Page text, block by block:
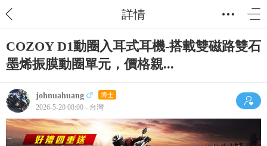
詳情
COZOY D1動圈入耳式耳機-搭載雙磁路雙石
墨烯振膜動圈單元，價格親...
johnuahuang 博士
2026-5-20 08:00 - 台灣